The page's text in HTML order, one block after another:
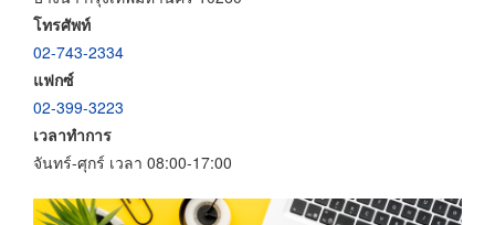
โทรศัพท์
02-743-2334
แฟกซ์
02-399-3223
เวลาทำการ
จันทร์-ศุกร์ เวลา 08:00-17:00